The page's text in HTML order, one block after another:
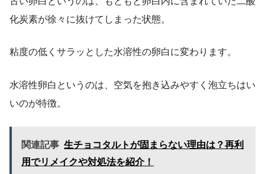
化炭素が徐々に抜けてしまった状態。
粘度の低くサラッとした水溶性の卵白に変わります。
水溶性卵白というのは、空気を抱き込みやすく泡立ちはい
いのが特徴。
関連記事 生チョコタルトが固まらない理由は？再利
用でリメイクや対処法を紹介！